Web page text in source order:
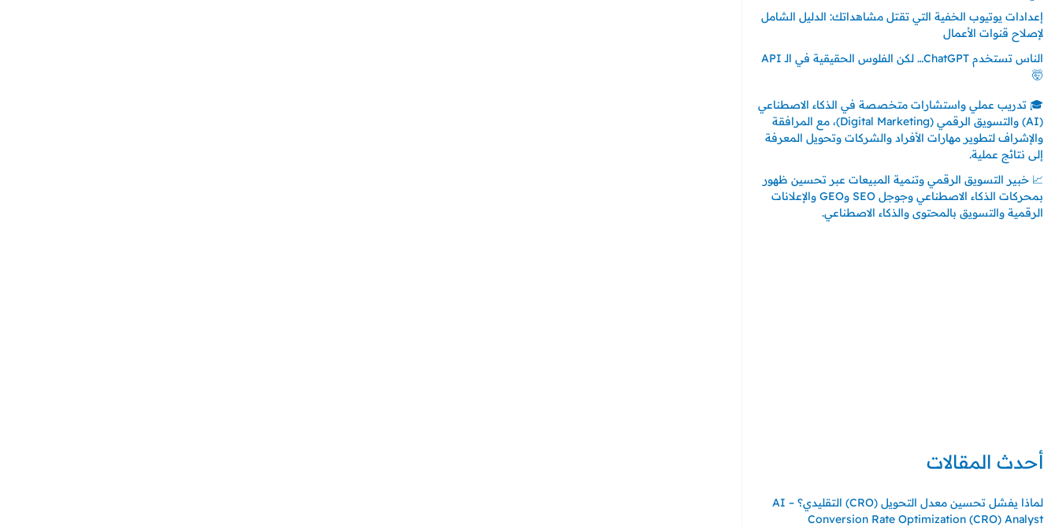
إعدادات يوتيوب الخفية التي تقتل مشاهداتك: الدليل الشامل
لإصلاح قنوات الأعمال
الناس تستخدم ChatGPT… لكن الفلوس الحقيقية في الـ API
🤯
🎓 تدريب عملي واستشارات متخصصة في الذكاء الاصطناعي
(AI) والتسويق الرقمي (Digital Marketing)، مع المرافقة
والإشراف لتطوير مهارات الأفراد والشركات وتحويل المعرفة
إلى نتائج عملية.
📈 خبير التسويق الرقمي وتنمية المبيعات عبر تحسين ظهور
بمحركات الذكاء الاصطناعي وجوجل SEO وGEO والإعلانات
الرقمية والتسويق بالمحتوى والذكاء الاصطناعي.
أحدث المقالات
لماذا يفشل تحسين معدل التحويل (CRO) التقليدي؟ – AI
Conversion Rate Optimization (CRO) Analyst